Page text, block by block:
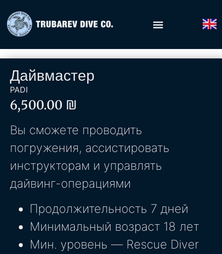
Дайвмастер
PADI
6,500.00 ₪
Вы сможете проводить
погружения, ассистировать
инструкторам и управлять
дайвинг-операциями
Продолжительность 7 дней
Минимальный возраст 18 лет
Мин. уровень — Rescue Diver